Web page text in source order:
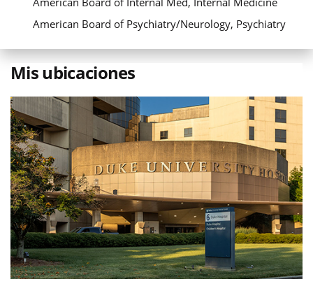
American Board of Psychiatry/Neurology, Psychiatry
Mis ubicaciones